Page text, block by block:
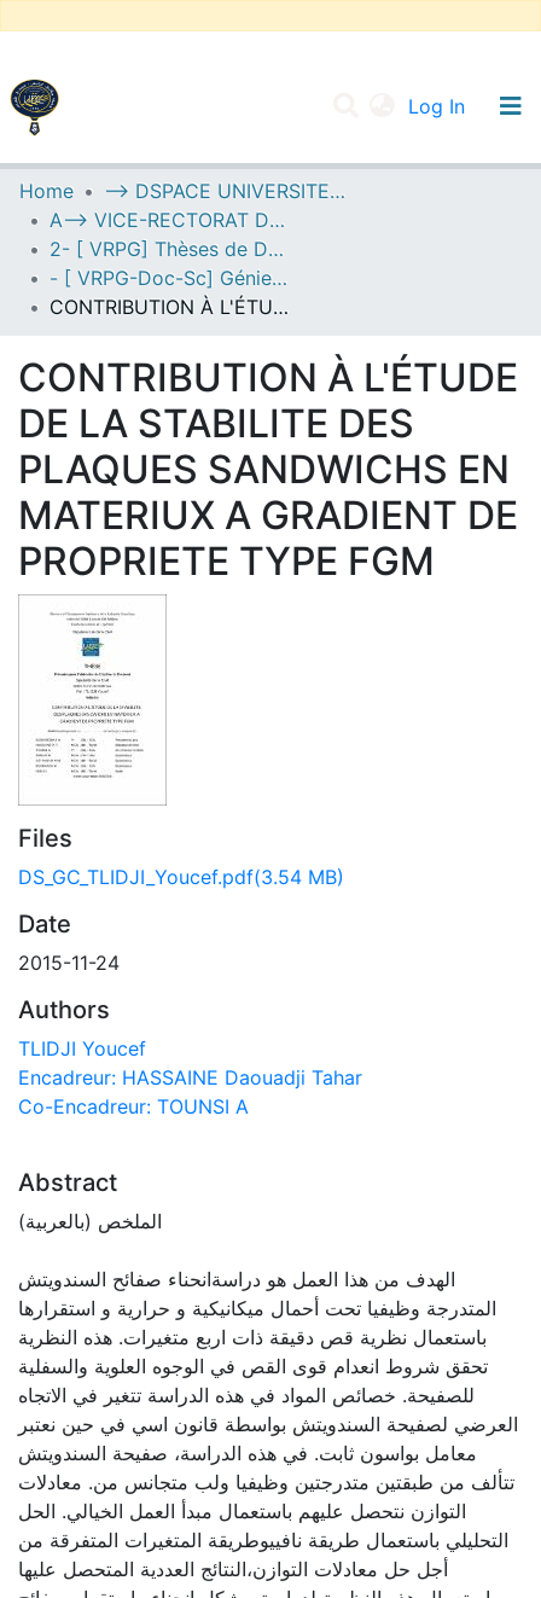
Log In
UNIVERSITY OF D.L SIDI BEL ABBES
Communities & Collections
All of DSpace
Statistics
Home
--> DSPACE UNIVERSITE DJILALLI LIABES DE SIDI BEL ABBES
A--> VICE-RECTORAT DE LA POST-GRADUATION
2- [ VRPG] Thèses de Doctorat en Sciences
- [ VRPG-Doc-Sc] Génie civil --- هندسة مدنية
CONTRIBUTION À L'ÉTUDE DE LA STABILITE DES PLAQUES SANDWICHS EN MATERIUX A GRADIENT DE PROPRIETE TYPE FGM
CONTRIBUTION À L'ÉTUDE
DE LA STABILITE DES
PLAQUES SANDWICHS EN
MATERIUX A GRADIENT DE
PROPRIETE TYPE FGM
Files
DS_GC_TLIDJI_Youcef.pdf(3.54 MB)
Date
2015-11-24
Authors
TLIDJI Youcef
Encadreur: HASSAINE Daouadji Tahar
Co-Encadreur: TOUNSI A
Abstract
الملخص (بالعربية)
الهدف من هذا العمل هو دراسةانحناء صفائح السندويتش
المتدرجة وظيفيا تحت أحمال ميكانيكية و حرارية و استقرارها
باستعمال نظرية قص دقيقة ذات اربع متغيرات. هذه النظرية
تحقق شروط انعدام قوى القص في الوجوه العلوية والسفلية
للصفيحة. خصائص المواد في هذه الدراسة تتغير في الاتجاه
العرضي لصفيحة السندويتش بواسطة قانون اسي في حين نعتبر
معامل بواسون ثابت. في هذه الدراسة، صفيحة السندويتش
تتألف من طبقتين متدرجتين وظيفيا ولب متجانس من. معادلات
التوازن نتحصل عليهم باستعمال مبدأ العمل الخيالي. الحل
التحليلي باستعمال طريقة نافييوطريقة المتغيرات المتفرقة من
أجل حل معادلات التوازن،النتائج العددية المتحصل عليها